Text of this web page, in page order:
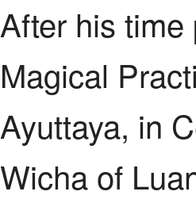
After his
Magical
Ayuttaya, in
Wicha of